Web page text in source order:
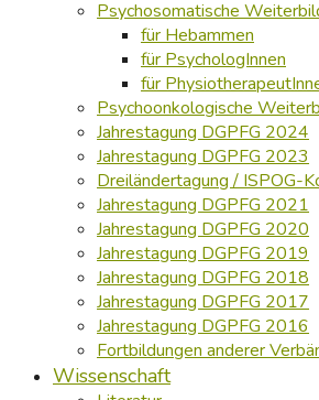
Psychosomatische
für Hebammen
für PsychologInnen
für
Psychoonkologische
Jahrestagung DGPFG 2024
Jahrestagung DGPFG 2023
Dreiländertagung / ISPOG-
Jahrestagung DGPFG 2021
Jahrestagung DGPFG 2020
Jahrestagung DGPFG 2019
Jahrestagung DGPFG 2018
Jahrestagung DGPFG 2017
Jahrestagung DGPFG 2016
Fortbildungen anderer
Wissenschaft